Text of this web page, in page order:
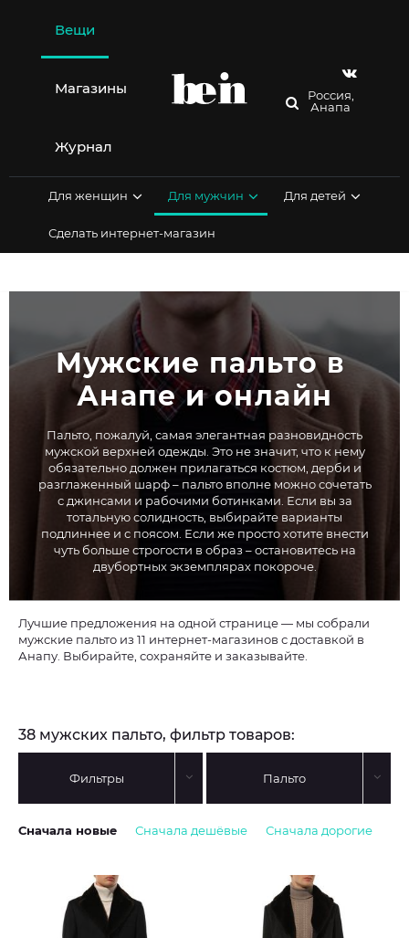
содержимому
Вещи
Магазины
Журнал
Россия,
Анапа
Для женщин Для мужчин Для детей
Сделать интернет-магазин
Мужские пальто в
Анапе и онлайн
Пальто, пожалуй, самая элегантная разновидность
мужской верхней одежды. Это не значит, что к нему
обязательно должен прилагаться костюм, дерби и
разглаженный шарф – пальто вполне можно сочетать
с джинсами и рабочими ботинками. Если вы за
тотальную солидность, выбирайте варианты
подлиннее и с поясом. Если же просто хотите внести
чуть больше строгости в образ – остановитесь на
двубортных экземплярах покороче.
Лучшие предложения на одной странице — мы собрали
мужские пальто из 11 интернет-магазинов с доставкой в
Анапу. Выбирайте, сохраняйте и заказывайте.
38 мужских пальто, фильтр товаров:
Фильтры Пальто
Сначала новые Сначала дешёвые Сначала дорогие